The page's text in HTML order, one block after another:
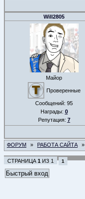
Will2805
Майор
Проверенные
Сообщений: 95
Награды: 0
Репутация: 7
ФОРУМ » РАБОТА САЙТА »
СТРАНИЦА 1 ИЗ 1 1